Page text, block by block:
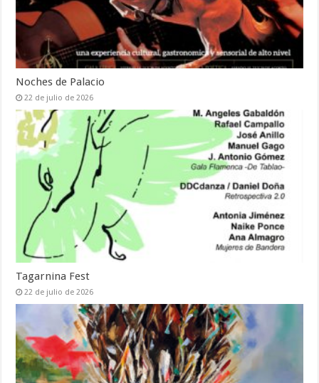
Noches de Palacio
22 de julio de 2026
Tagarnina Fest
22 de julio de 2026